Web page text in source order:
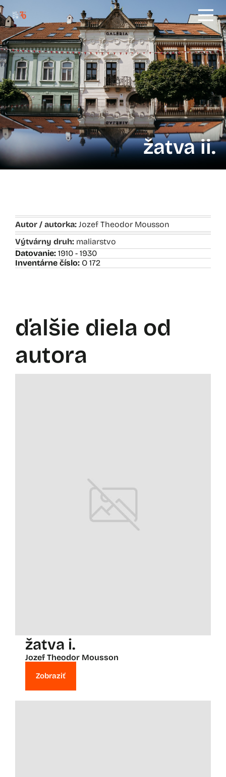
žatva ii.
Autor / autorka: Jozef Theodor Mousson
Výtvárny druh: maliarstvo
Datovanie: 1910 - 1930
Inventárne číslo: O 172
ďalšie diela od
autora
žatva i.
Jozef Theodor Mousson
Zobraziť